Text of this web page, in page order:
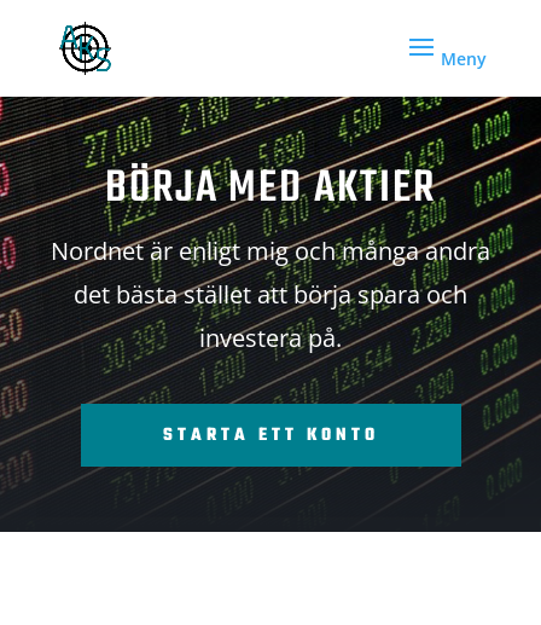
BÖRJA MED AKTIER
Nordnet är enligt mig och många andra
det bästa stället att börja spara och
investera på.
STARTA ETT KONTO